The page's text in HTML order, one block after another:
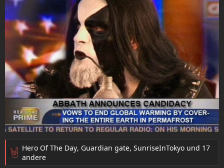
R
Hero Of The Day, Guardian gate, SunriseInTokyo und 17
andere